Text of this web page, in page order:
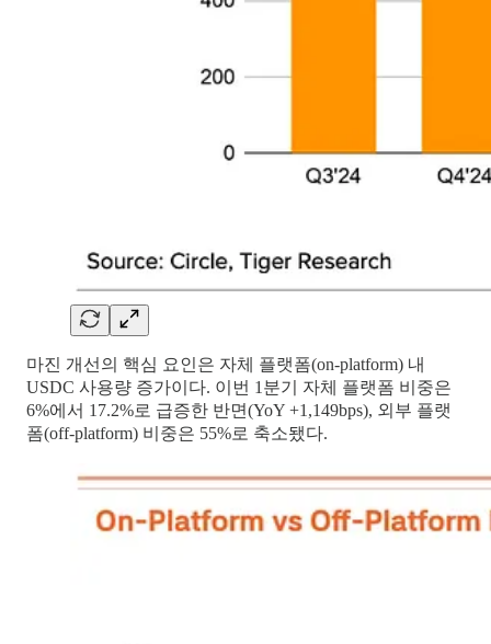
마진 개선의 핵심 요인은 자체 플랫폼(on-platform) 내
USDC 사용량 증가이다. 이번 1분기 자체 플랫폼 비중은
6%에서 17.2%로 급증한 반면(YoY +1,149bps), 외부 플랫
폼(off-platform) 비중은 55%로 축소됐다.